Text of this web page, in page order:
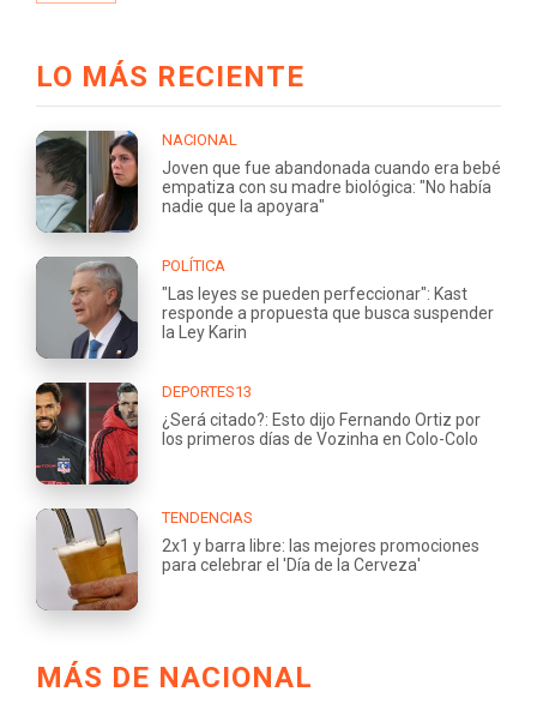
LO MÁS RECIENTE
NACIONAL
Joven que fue abandonada cuando era bebé
empatiza con su madre biológica: "No había
nadie que la apoyara"
POLÍTICA
"Las leyes se pueden perfeccionar": Kast
responde a propuesta que busca suspender
la Ley Karin
DEPORTES13
¿Será citado?: Esto dijo Fernando Ortiz por
los primeros días de Vozinha en Colo-Colo
TENDENCIAS
2x1 y barra libre: las mejores promociones
para celebrar el 'Día de la Cerveza'
MÁS DE NACIONAL